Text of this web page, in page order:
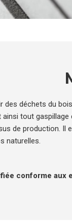
déchets du
tout
de production.
naturelles.
conforme